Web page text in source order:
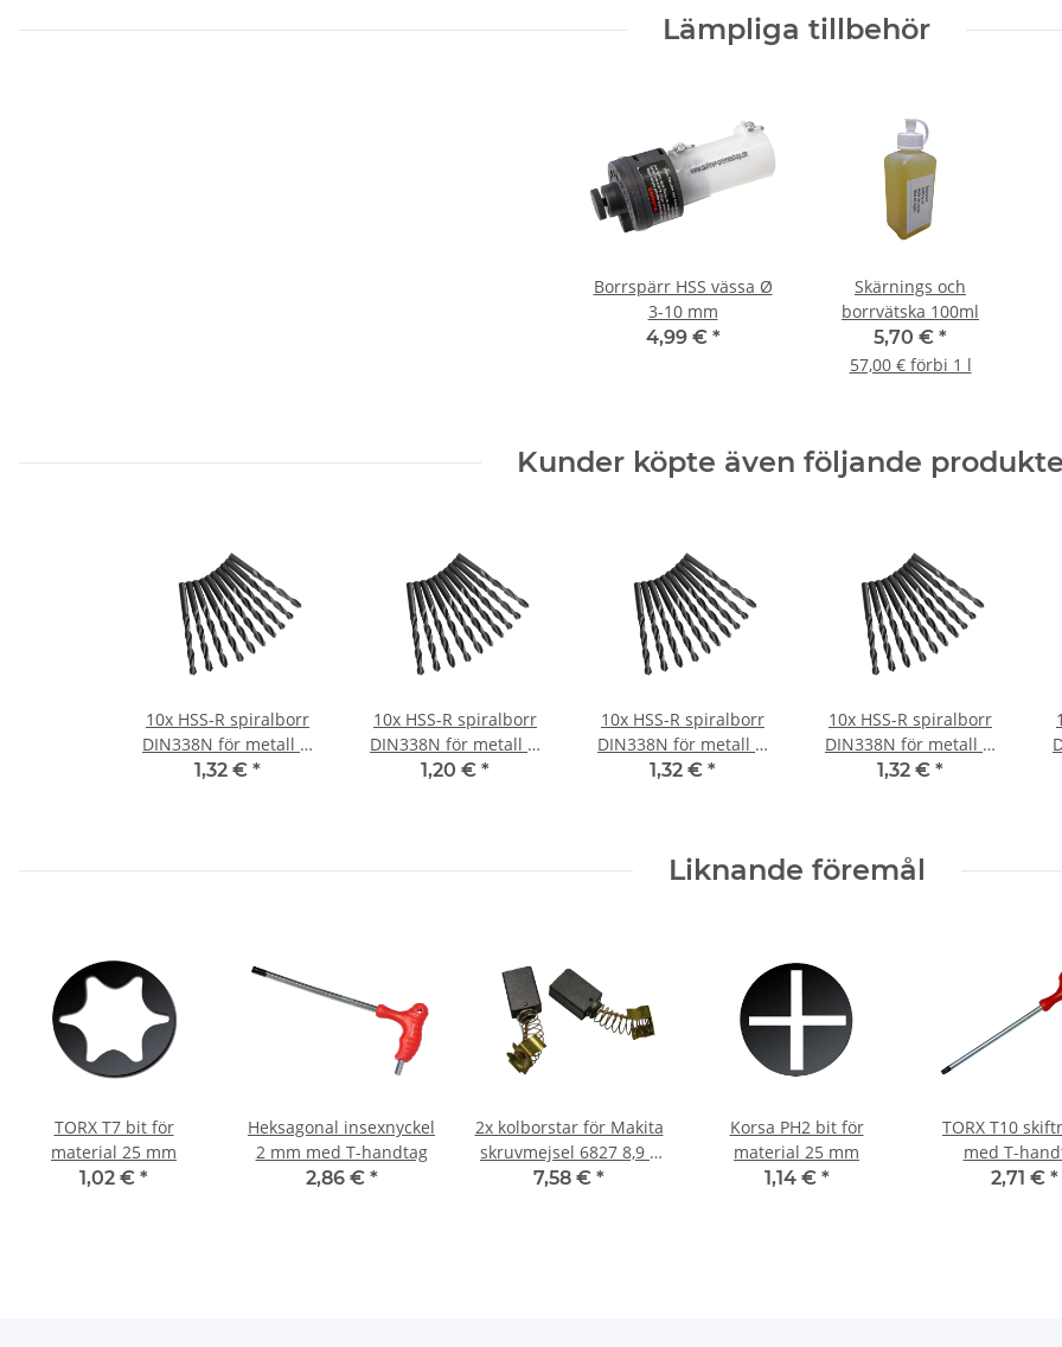
Lämpliga tillbehör
Borrspärr HSS vässa Ø
3-10 mm
4,99 € *
Skärnings och
borrvätska 100ml
5,70 € *
57,00 € förbi 1 l
Kunder köpte även följande
10x HSS-R spiralborr
DIN338N för metall Ø
1,5 mm
1,32 € *
10x HSS-R spiralborr
DIN338N för metall Ø
1,6 mm
1,20 € *
10x HSS-R spiralborr
DIN338N för metall Ø
1,1 mm
1,32 € *
10x HSS-R spiralborr
DIN338N för metall Ø
0,6 mm
1,32 € *
Liknande föremål
TORX T7 bit för
material 25 mm
1,02 € *
Heksagonal insexnyckel
2 mm med T-handtag
2,86 € *
2x kolborstar för Makita
skruvmejsel 6827 8,9 x
5,9 x 12,9 mm
7,58 € *
Korsa PH2 bit för
material 25 mm
1,14 € *
TORX T10
med T-
2,71 € *